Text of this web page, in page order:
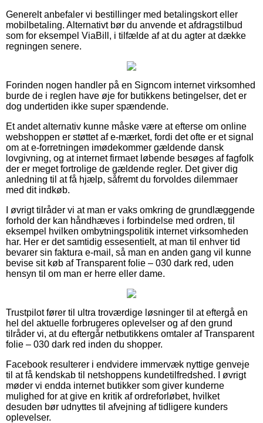
Generelt anbefaler vi bestillinger med betalingskort eller
mobilbetaling. Alternativt bør du anvende et afdragstilbud
som for eksempel ViaBill, i tilfælde af at du agter at dække
regningen senere.
Forinden nogen handler på en Signcom internet virksomhed
burde de i reglen have øje for butikkens betingelser, det er
dog undertiden ikke super spændende.
Et andet alternativ kunne måske være at efterse om online
webshoppen er støttet af e-mærket, fordi det ofte er et signal
om at e-forretningen imødekommer gældende dansk
lovgivning, og at internet firmaet løbende besøges af fagfolk
der er meget fortrolige de gældende regler. Det giver dig
anledning til at få hjælp, såfremt du forvoldes dilemmaer
med dit indkøb.
I øvrigt tilråder vi at man er vaks omkring de grundlæggende
forhold der kan håndhæves i forbindelse med ordren, til
eksempel hvilken ombytningspolitik internet virksomheden
har. Her er det samtidig essesentielt, at man til enhver tid
bevarer sin faktura e-mail, så man en anden gang vil kunne
bevise sit køb af Transparent folie – 030 dark red, uden
hensyn til om man er herre eller dame.
Trustpilot fører til ultra troværdige løsninger til at eftergå en
hel del aktuelle forbrugeres oplevelser og af den grund
tilråder vi, at du eftergår netbutikkens omtaler af Transparent
folie – 030 dark red inden du shopper.
Facebook resulterer i endvidere immervæk nyttige genveje
til at få kendskab til netshoppens kundetilfredshed. I øvrigt
møder vi endda internet butikker som giver kunderne
mulighed for at give en kritik af ordreforløbet, hvilket
desuden bør udnyttes til afvejning af tidligere kunders
oplevelser.